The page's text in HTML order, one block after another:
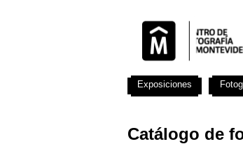
Catálogo de
Exposiciones